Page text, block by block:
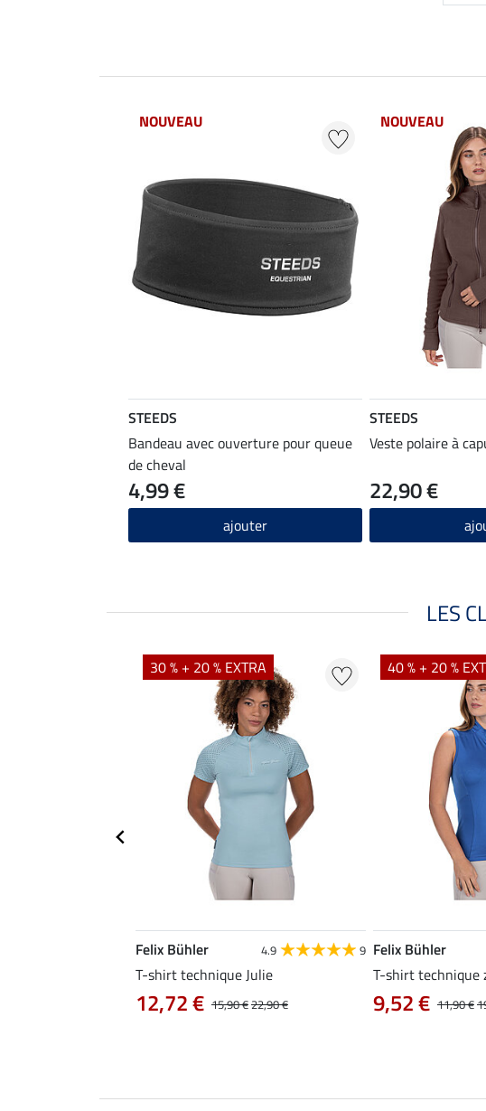
NOUVEAU
STEEDS
Bandeau avec ouverture pour queue
de cheval
4,99 €
ajouter
NOUVEAU
STEEDS
Veste polaire à
22,90 €
LES
30 % + 20 % EXTRA
Felix Bühler 4.9 9
T-shirt technique Julie
15,90 €22,90 €
12,72 €
40 % + 20 %
Felix Bühler
T-shirt technique
11,90 €
9,52 €